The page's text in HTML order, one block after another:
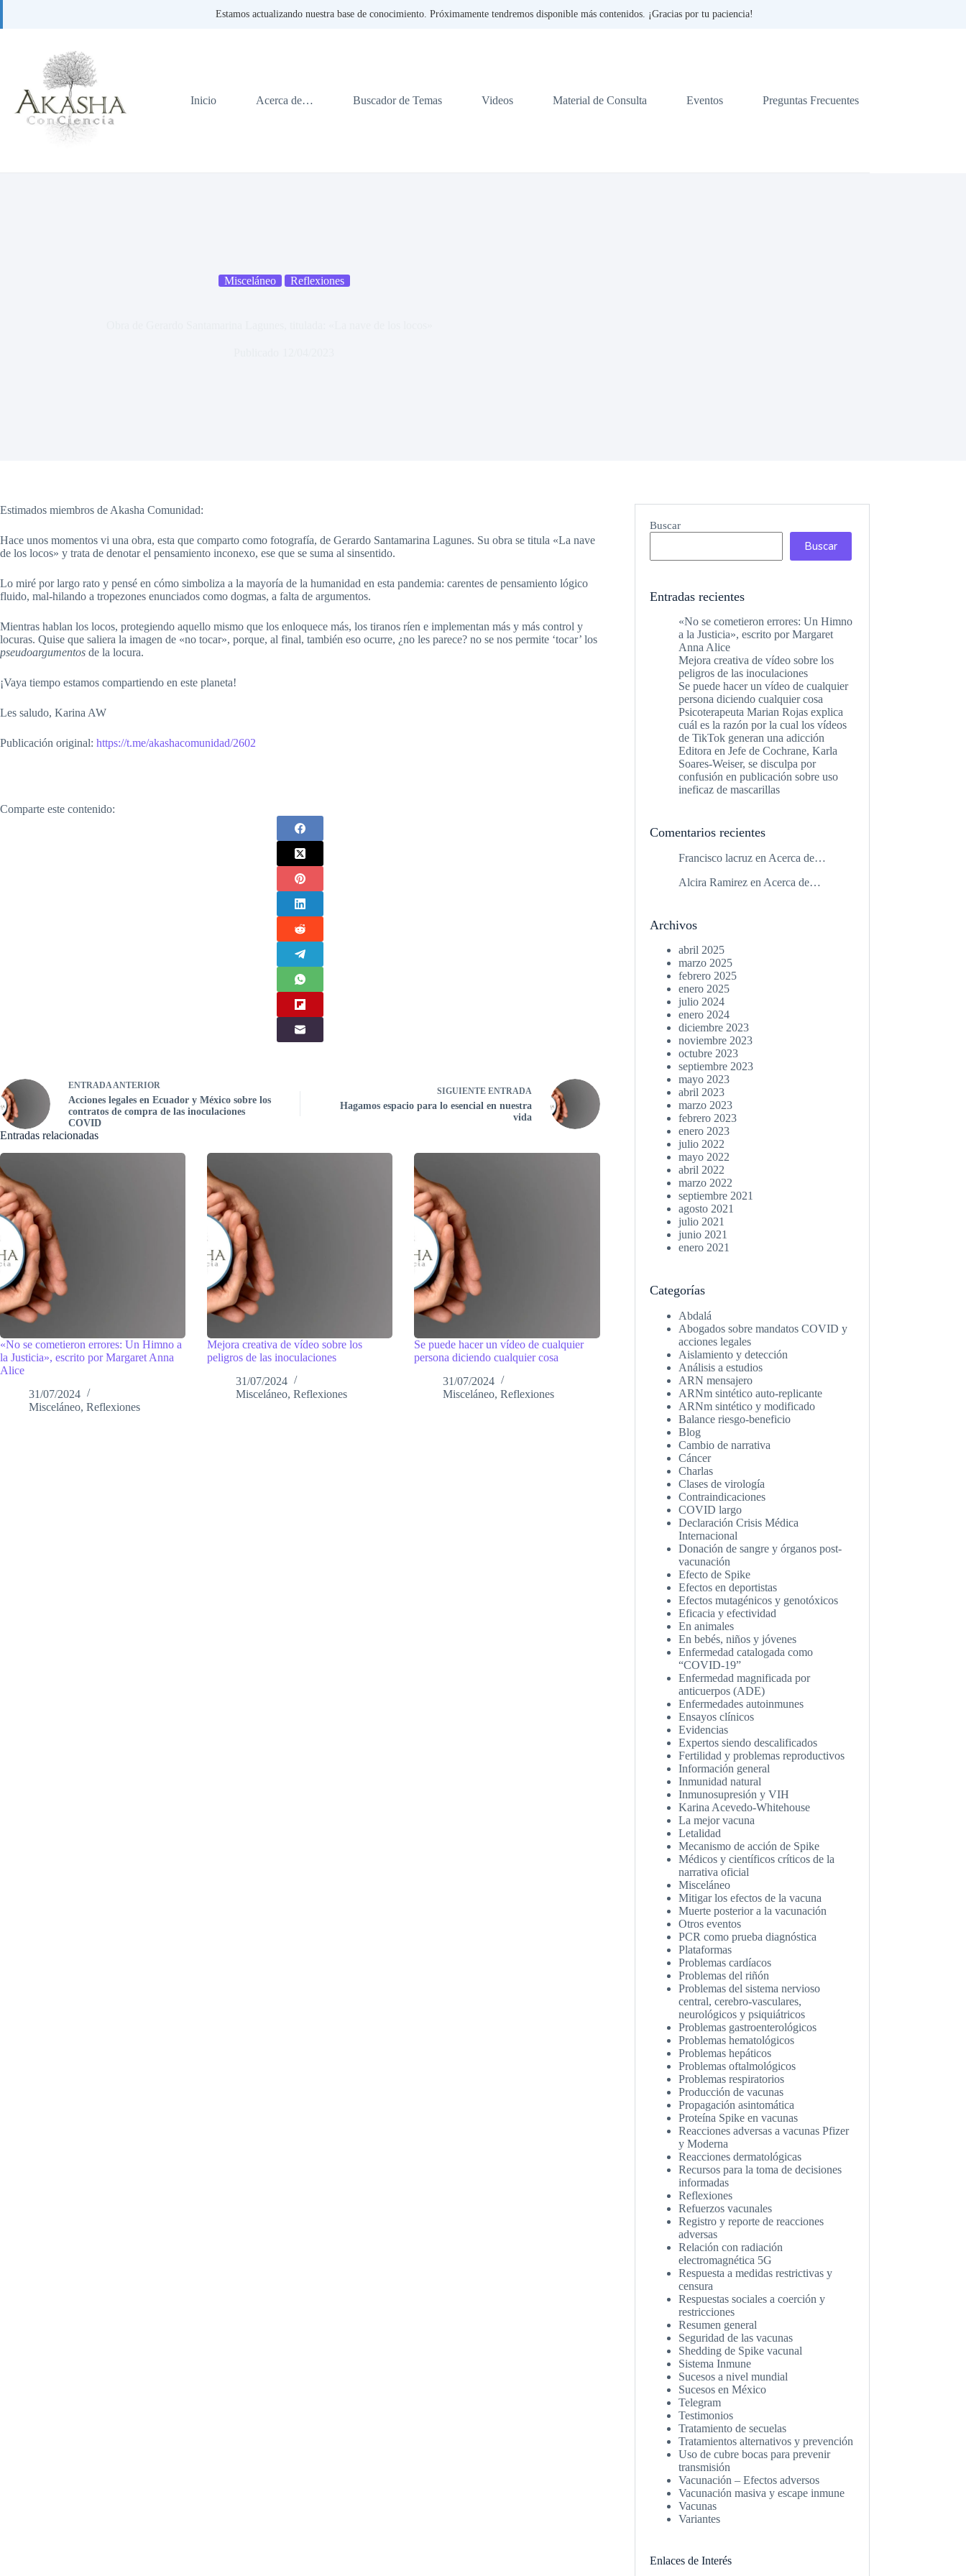
Estamos actualizando nuestra base de conocimiento. Próximamente tendremos disponible más contenidos. ¡Gracias por tu paciencia!
Inicio Acerca de… Buscador de Temas Videos Material de Consulta Eventos Preguntas Frecuentes
Misceláneo Reflexiones
Estimados miembros de Akasha Comunidad:
Hace unos momentos vi una obra, esta que comparto como fotografía, de Gerardo Santamarina Lagunes. Su obra se titula «La nave
de los locos» y trata de denotar el pensamiento inconexo, ese que se suma al sinsentido.
Lo miré por largo rato y pensé en cómo simboliza a la mayoría de la humanidad en esta pandemia: carentes de pensamiento lógico
fluido, mal-hilando a tropezones enunciados como dogmas, a falta de argumentos.
Mientras hablan los locos, protegiendo aquello mismo que los enloquece más, los tiranos ríen e implementan más y más control y
locuras. Quise que saliera la imagen de «no tocar», porque, al final, también eso ocurre, ¿no les parece? no se nos permite ‘tocar’ los
pseudoargumentos de la locura.
¡Vaya tiempo estamos compartiendo en este planeta!
Les saludo, Karina AW
Publicación original: https://t.me/akashacomunidad/2602
Comparte este contenido:
ENTRADAANTERIOR
Acciones legales en Ecuador y México sobre los
contratos de compra de las inoculaciones
COVID
SIGUIENTE ENTRADA
Hagamos espacio para lo esencial en nuestra
vida
Entradas relacionadas
«No se cometieron errores: Un Himno a
la Justicia», escrito por Margaret Anna
Alice
31/07/2024
Misceláneo, Reflexiones
Mejora creativa de vídeo sobre los
peligros de las inoculaciones
31/07/2024
Misceláneo,Reflexiones
Se puede hacer un vídeo de cualquier
persona diciendo cualquier cosa
31/07/2024
Misceláneo,Reflexiones
Buscar
Buscar
Entradas recientes
«No se cometieron errores: Un Himno
a la Justicia», escrito por Margaret
Anna Alice
Mejora creativa de vídeo sobre los
peligros de las inoculaciones
Se puede hacer un vídeo de cualquier
persona diciendo cualquier cosa
Psicoterapeuta Marian Rojas explica
cuál es la razón por la cual los vídeos
de TikTok generan una adicción
Editora en Jefe de Cochrane, Karla
Soares-Weiser, se disculpa por
confusión en publicación sobre uso
ineficaz de mascarillas
Comentarios recientes
Francisco lacruz en Acerca de…
Alcira Ramirez en Acerca de…
Archivos
abril 2025
marzo 2025
febrero 2025
enero 2025
julio 2024
enero 2024
diciembre 2023
noviembre 2023
octubre 2023
septiembre 2023
mayo 2023
abril 2023
marzo 2023
febrero 2023
enero 2023
julio 2022
mayo 2022
abril 2022
marzo 2022
septiembre 2021
agosto 2021
julio 2021
junio 2021
enero 2021
Categorías
Abdalá
Abogados sobre mandatos COVID y
acciones legales
Aislamiento y detección
Análisis a estudios
ARN mensajero
ARNm sintético auto-replicante
ARNm sintético y modificado
Balance riesgo-beneficio
Blog
Cambio de narrativa
Cáncer
Charlas
Clases de virología
Contraindicaciones
COVID largo
Declaración Crisis Médica
Internacional
Donación de sangre y órganos post-
vacunación
Efecto de Spike
Efectos en deportistas
Efectos mutagénicos y genotóxicos
Eficacia y efectividad
En animales
En bebés, niños y jóvenes
Enfermedad catalogada como
“COVID-19”
Enfermedad magnificada por
anticuerpos (ADE)
Enfermedades autoinmunes
Ensayos clínicos
Evidencias
Expertos siendo descalificados
Fertilidad y problemas reproductivos
Información general
Inmunidad natural
Inmunosupresión y VIH
Karina Acevedo-Whitehouse
La mejor vacuna
Letalidad
Mecanismo de acción de Spike
Médicos y científicos críticos de la
narrativa oficial
Misceláneo
Mitigar los efectos de la vacuna
Muerte posterior a la vacunación
Otros eventos
PCR como prueba diagnóstica
Plataformas
Problemas cardíacos
Problemas del riñón
Problemas del sistema nervioso
central, cerebro-vasculares,
neurológicos y psiquiátricos
Problemas gastroenterológicos
Problemas hematológicos
Problemas hepáticos
Problemas oftalmológicos
Problemas respiratorios
Producción de vacunas
Propagación asintomática
Proteína Spike en vacunas
Reacciones adversas a vacunas Pfizer
y Moderna
Reacciones dermatológicas
Recursos para la toma de decisiones
informadas
Reflexiones
Refuerzos vacunales
Registro y reporte de reacciones
adversas
Relación con radiación
electromagnética 5G
Respuesta a medidas restrictivas y
censura
Respuestas sociales a coerción y
restricciones
Resumen general
Seguridad de las vacunas
Shedding de Spike vacunal
Sistema Inmune
Sucesos a nivel mundial
Sucesos en México
Telegram
Testimonios
Tratamiento de secuelas
Tratamientos alternativos y prevención
Uso de cubre bocas para prevenir
transmisión
Vacunación – Efectos adversos
Vacunación masiva y escape inmune
Vacunas
Variantes
Enlaces de Interés